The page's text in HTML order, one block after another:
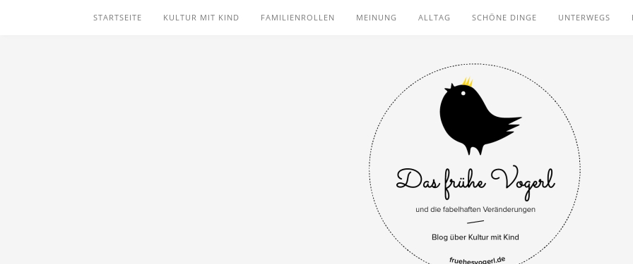
STARTSEITE KULTUR MIT KIND FAMILIENROLLEN MEINUNG ALLTAG SCHÖNE DINGE UNTERWEGS